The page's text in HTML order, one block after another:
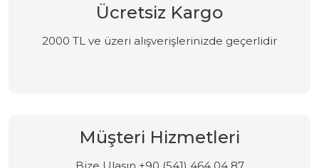
Ücretsiz Kargo
2000 TL ve üzeri alışverişlerinizde geçerlidir
Müşteri Hizmetleri